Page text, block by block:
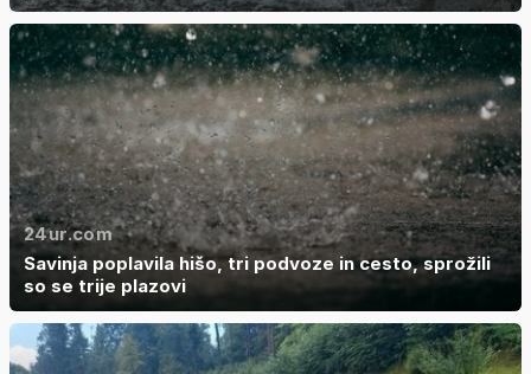
24ur.com
Savinja poplavila hišo, tri podvoze in cesto, sprožili
so se trije plazovi